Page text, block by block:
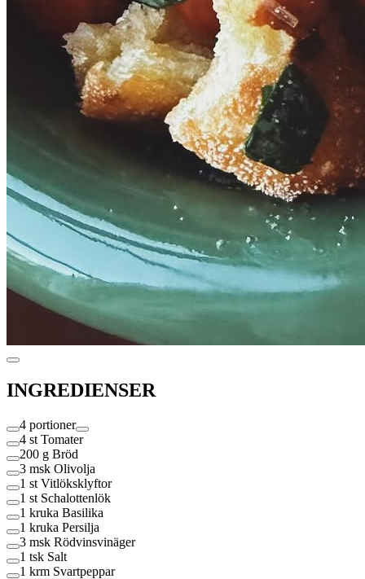
INGREDIENSER
4 portioner
4 st Tomater
200 g Bröd
3 msk Olivolja
1 st Vitlöksklyftor
1 st Schalottenlök
1 kruka Basilika
1 kruka Persilja
3 msk Rödvinsvinäger
1 tsk Salt
1 krm Svartpeppar